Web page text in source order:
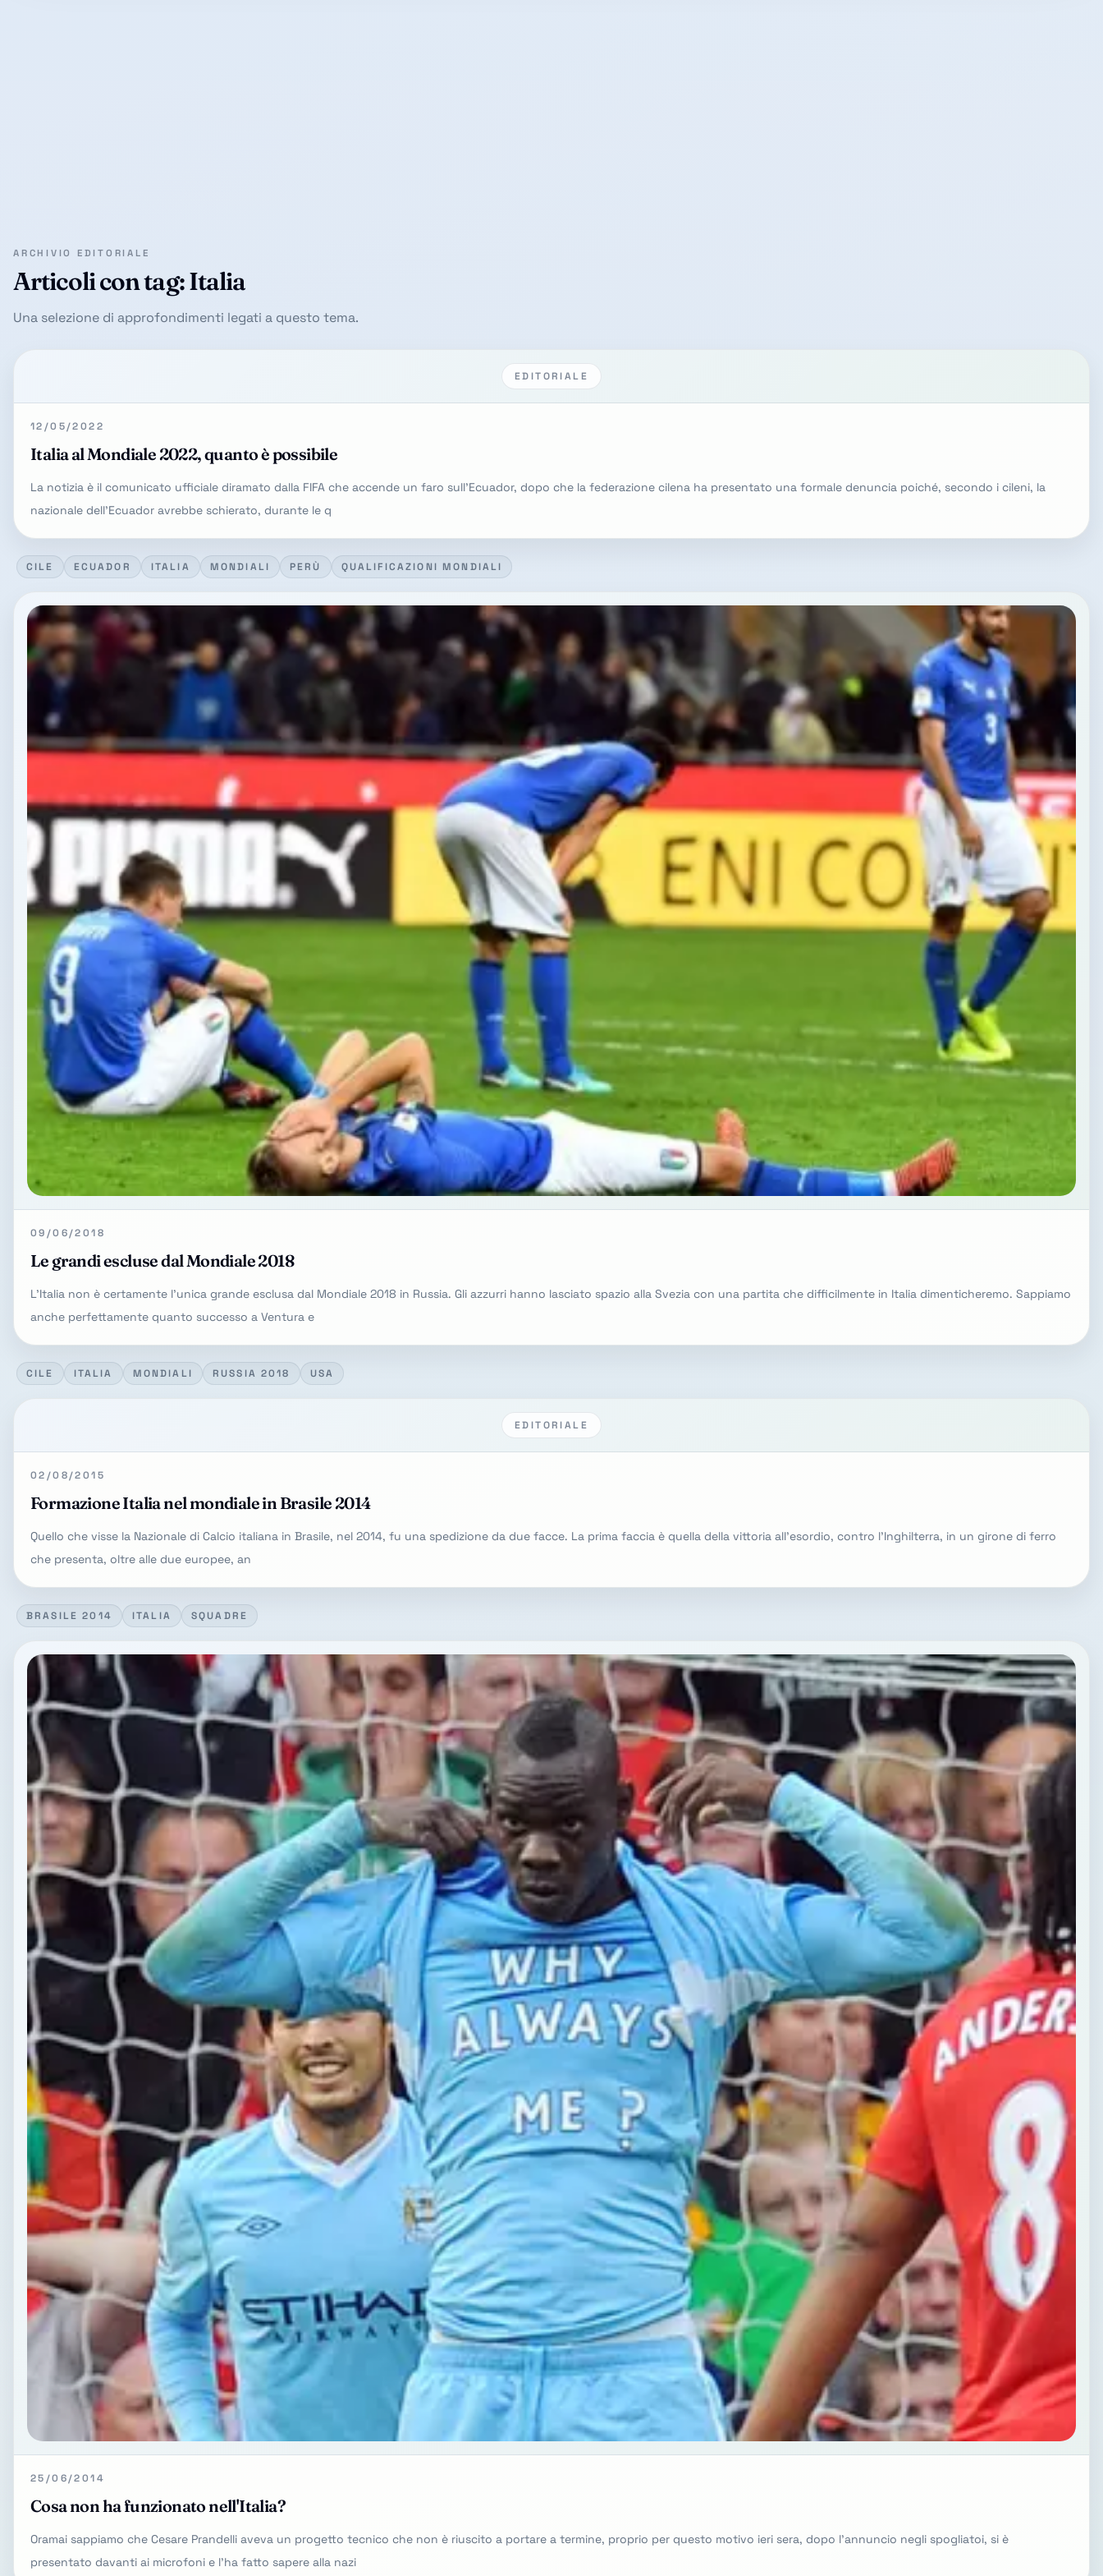
ARCHIVIO EDITORIALE
Articoli con tag: Italia
Una selezione di approfondimenti legati a questo tema.
EDITORIALE
12/05/2022
Italia al Mondiale 2022, quanto è possibile
La notizia è il comunicato ufficiale diramato dalla FIFA che accende un faro sull'Ecuador, dopo che la federazione cilena ha presentato una formale denuncia poiché, secondo i cileni, la
nazionale dell'Ecuador avrebbe schierato, durante le q
CILE ECUADOR ITALIA MONDIALI PERÙ QUALIFICAZIONI MONDIALI
09/06/2018
Le grandi escluse dal Mondiale 2018
L'Italia non è certamente l'unica grande esclusa dal Mondiale 2018 in Russia. Gli azzurri hanno lasciato spazio alla Svezia con una partita che difficilmente in Italia dimenticheremo. Sappiamo
anche perfettamente quanto successo a Ventura e
CILE ITALIA MONDIALI RUSSIA 2018 USA
EDITORIALE
02/08/2015
Formazione Italia nel mondiale in Brasile 2014
Quello che visse la Nazionale di Calcio italiana in Brasile, nel 2014, fu una spedizione da due facce. La prima faccia è quella della vittoria all'esordio, contro l'Inghilterra, in un girone di ferro
che presenta, oltre alle due europee, an
BRASILE 2014 ITALIA SQUADRE
25/06/2014
Cosa non ha funzionato nell'Italia?
Oramai sappiamo che Cesare Prandelli aveva un progetto tecnico che non è riuscito a portare a termine, proprio per questo motivo ieri sera, dopo l'annuncio negli spogliatoi, si è
presentato davanti ai microfoni e l'ha fatto sapere alla nazi